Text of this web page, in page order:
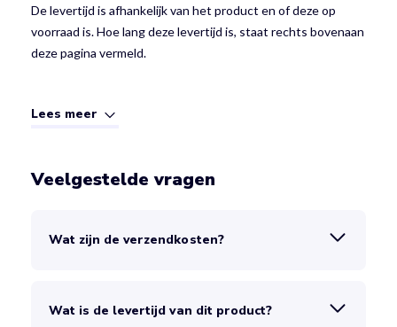
De levertijd is afhankelijk van het product en of deze op
voorraad is. Hoe lang deze levertijd is, staat rechts bovenaan
deze pagina vermeld.
Lees meer
Veelgestelde vragen
Wat zijn de verzendkosten?
Wat is de levertijd van dit product?